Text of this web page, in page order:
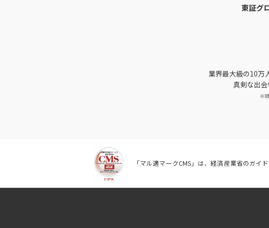
東証グ
業界最大級の10万
真剣な出
「マル適マークCMS」は、経済産業省のガイ